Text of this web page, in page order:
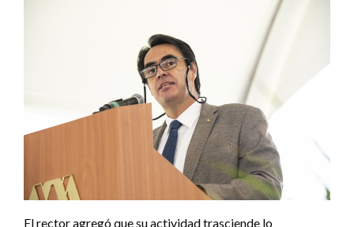
El rector agregó que su actividad trasciende lo